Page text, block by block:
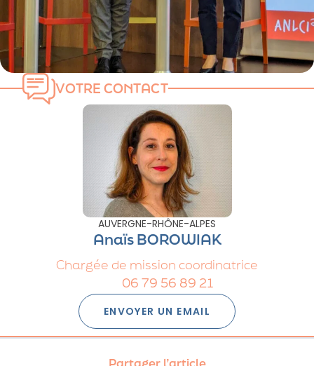
VOTRE CONTACT
AUVERGNE-RHÔNE-ALPES
Anaïs BOROWIAK
Chargée de mission coordinatrice
06 79 56 89 21
ENVOYER UN EMAIL